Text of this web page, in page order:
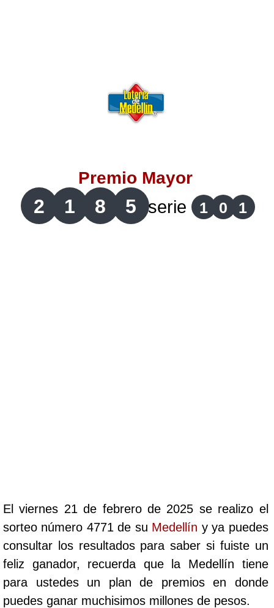
Lotería de Risaralda
Lotería de Santander
Lotería del Cauca
Cafeterito Noche
Caribeña Día
Caribeña Noche
Premio Mayor
2 1 8 5 serie 1 0 1
El viernes 21 de febrero de 2025 se realizo el
sorteo número 4771 de su Medellín y ya puedes
consultar los resultados para saber si fuiste un
feliz ganador, recuerda que la Medellín tiene
para ustedes un plan de premios en donde
puedes ganar muchisimos millones de pesos.